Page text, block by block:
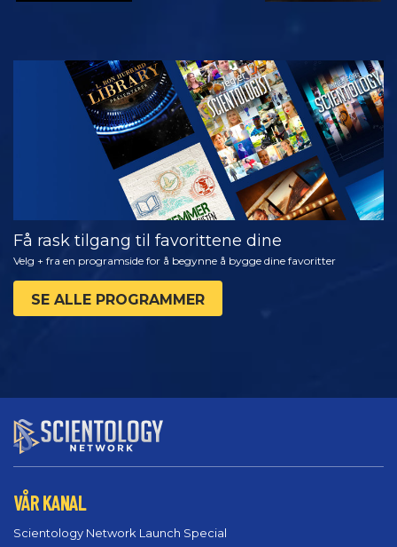
SE
UTFORSK
SERIEN
Få rask tilgang til favorittene dine
Velg + fra en programside for å begynne å bygge dine favoritter
SE ALLE PROGRAMMER
VÅR KANAL
Scientology Network Launch Special